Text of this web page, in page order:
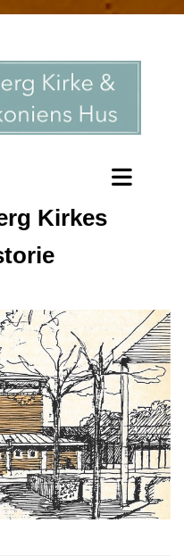
Kirkes